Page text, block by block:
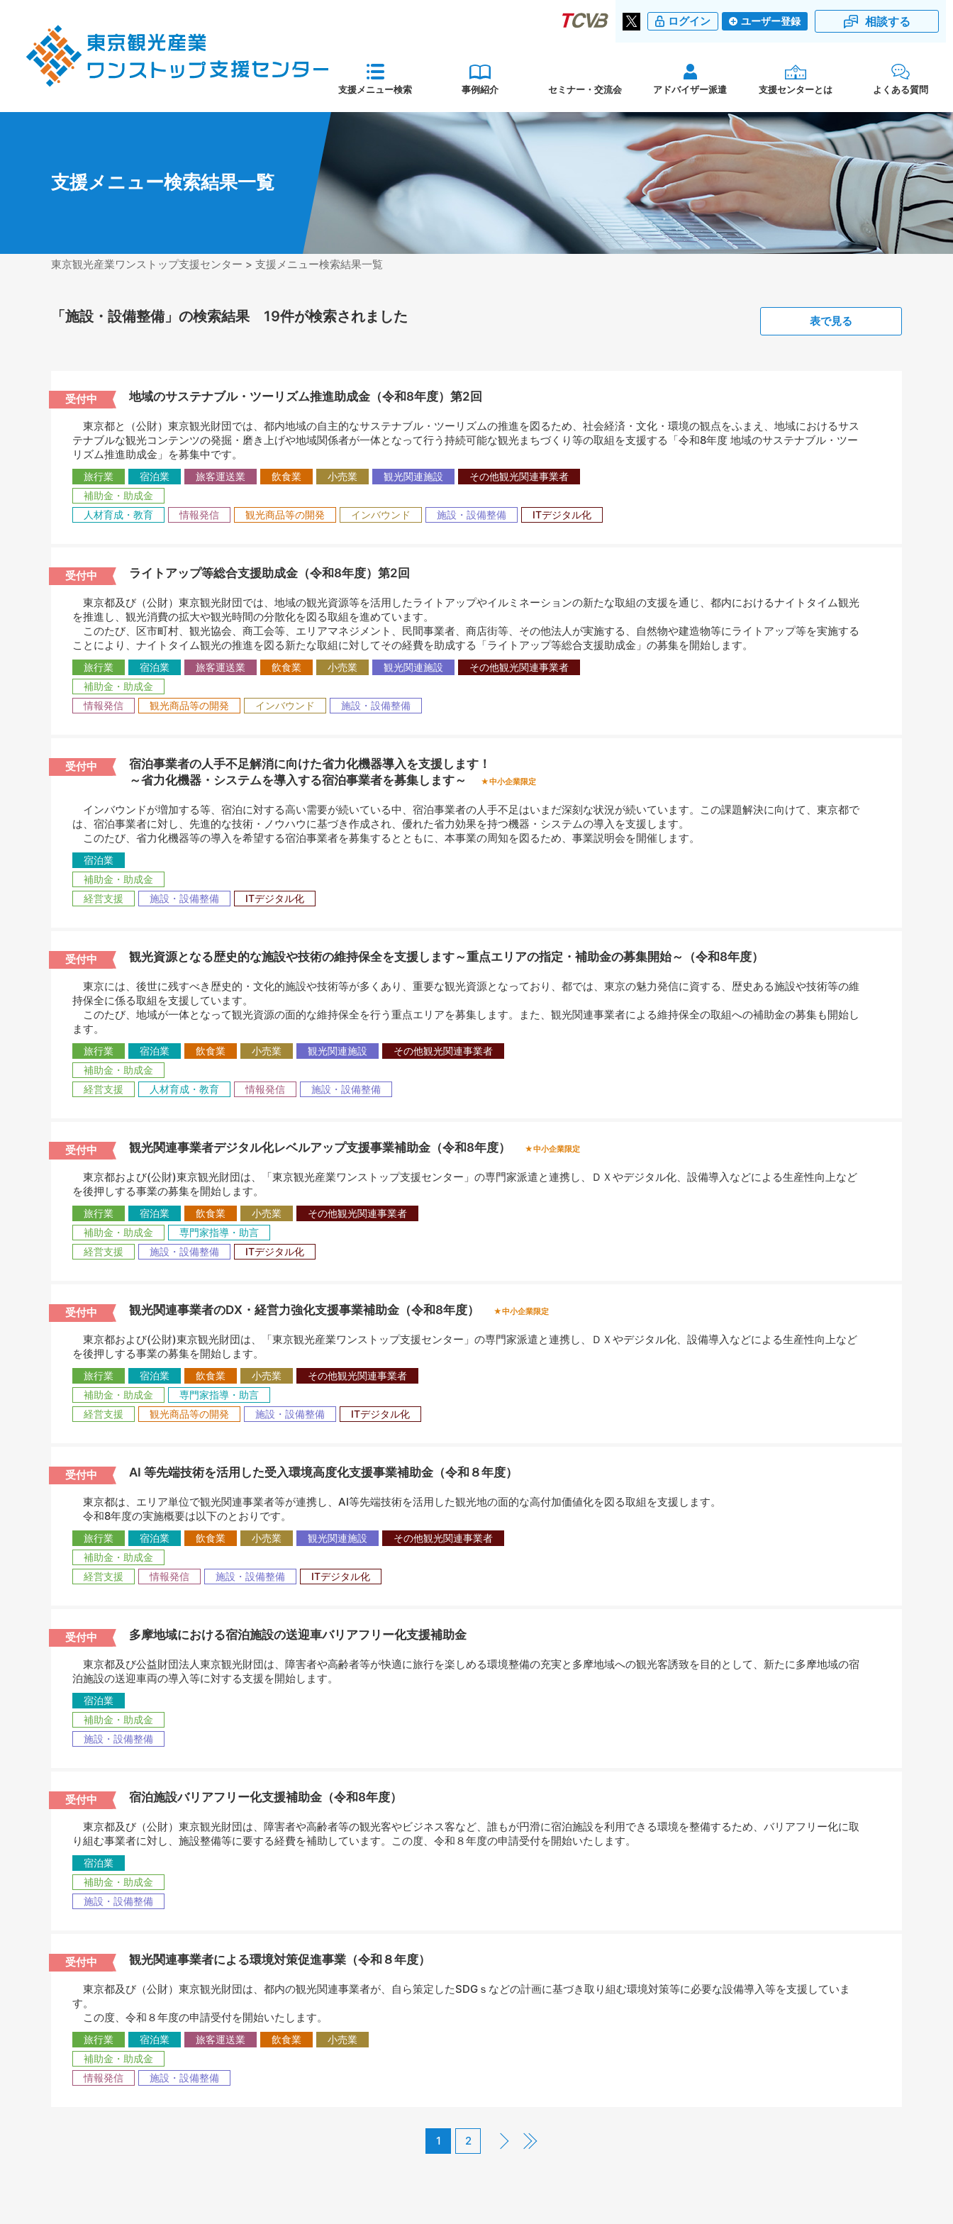
ログイン ユーザー登録 相談する
支援メニュー検索 事例紹介 セミナー・交流会 アドバイザー派遣 支援センターとは よくある質問
支援メニュー検索結果一覧
東京観光産業ワンストップ支援センター > 支援メニュー検索結果一覧
「施設・設備整備」の検索結果 19件が検索されました 表で見る
地域のサステナブル・ツーリズム推進助成金（令和8年度）第2回
受付中
東京都と（公財）東京観光財団では、都内地域の自主的なサステナブル・ツーリズムの推進を図るため、社会経済・文化・環境の観点をふまえ、地域におけるサス
テナブルな観光コンテンツの発掘・磨き上げや地域関係者が一体となって行う持続可能な観光まちづくり等の取組を支援する「令和8年度 地域のサステナブル・ツー
リズム推進助成金」を募集中です。
旅行業 宿泊業 旅客運送業 飲食業 小売業 観光関連施設
その他観光関連事業者
補助金・助成金
人材育成・教育
情報発信 観光商品等の開発 インバウンド 施設・設備整備 ITデジタル化
ライトアップ等総合支援助成金（令和8年度）第2回
受付中
東京都及び（公財）東京観光財団では、地域の観光資源等を活用したライトアップやイルミネーションの新たな取組の支援を通じ、都内におけるナイトタイム観光
を推進し、観光消費の拡大や観光時間の分散化を図る取組を進めています。
このたび、区市町村、観光協会、商工会等、エリアマネジメント、民間事業者、商店街等、その他法人が実施する、自然物や建造物等にライトアップ等を実施する
ことにより、ナイトタイム観光の推進を図る新たな取組に対してその経費を助成する「ライトアップ等総合支援助成金」の募集を開始します。
旅行業 宿泊業 旅客運送業 飲食業 小売業 観光関連施設
その他観光関連事業者
補助金・助成金
情報発信
観光商品等の開発 インバウンド 施設・設備整備
宿泊事業者の人手不足解消に向けた省力化機器導入を支援します！
～省力化機器・システムを導入する宿泊事業者を募集します～
★中小企業限定
受付中
インバウンドが増加する等、宿泊に対する高い需要が続いている中、宿泊事業者の人手不足はいまだ深刻な状況が続いています。この課題解決に向けて、東京都で
は、宿泊事業者に対し、先進的な技術・ノウハウに基づき作成され、優れた省力効果を持つ機器・システムの導入を支援します。
このたび、省力化機器等の導入を希望する宿泊事業者を募集するとともに、本事業の周知を図るため、事業説明会を開催します。
宿泊業
補助金・助成金
経営支援
施設・設備整備 ITデジタル化
観光資源となる歴史的な施設や技術の維持保全を支援します～重点エリアの指定・補助金の募集開始～（令和8年度）
受付中
東京には、後世に残すべき歴史的・文化的施設や技術等が多くあり、重要な観光資源となっており、都では、東京の魅力発信に資する、歴史ある施設や技術等の維
持保全に係る取組を支援しています。
このたび、地域が一体となって観光資源の面的な維持保全を行う重点エリアを募集します。また、観光関連事業者による維持保全の取組への補助金の募集も開始し
ます。
旅行業 宿泊業 飲食業 小売業 観光関連施設
その他観光関連事業者
補助金・助成金
経営支援
人材育成・教育 情報発信 施設・設備整備
観光関連事業者デジタル化レベルアップ支援事業補助金（令和8年度） ★中小企業限定
受付中
東京都および(公財)東京観光財団は、「東京観光産業ワンストップ支援センター」の専門家派遣と連携し、ＤＸやデジタル化、設備導入などによる生産性向上など
を後押しする事業の募集を開始します。
旅行業 宿泊業 飲食業 小売業
その他観光関連事業者
補助金・助成金
専門家指導・助言
経営支援
施設・設備整備 ITデジタル化
観光関連事業者のDX・経営力強化支援事業補助金（令和8年度） ★中小企業限定
受付中
東京都および(公財)東京観光財団は、「東京観光産業ワンストップ支援センター」の専門家派遣と連携し、ＤＸやデジタル化、設備導入などによる生産性向上など
を後押しする事業の募集を開始します。
旅行業 宿泊業 飲食業 小売業
その他観光関連事業者
補助金・助成金
専門家指導・助言
経営支援
観光商品等の開発 施設・設備整備 ITデジタル化
AI 等先端技術を活用した受入環境高度化支援事業補助金（令和８年度）
受付中
東京都は、エリア単位で観光関連事業者等が連携し、AI等先端技術を活用した観光地の面的な高付加価値化を図る取組を支援します。
令和8年度の実施概要は以下のとおりです。
旅行業 宿泊業 飲食業 小売業 観光関連施設
その他観光関連事業者
補助金・助成金
経営支援
情報発信 施設・設備整備 ITデジタル化
多摩地域における宿泊施設の送迎車バリアフリー化支援補助金
受付中
東京都及び公益財団法人東京観光財団は、障害者や高齢者等が快適に旅行を楽しめる環境整備の充実と多摩地域への観光客誘致を目的として、新たに多摩地域の宿
泊施設の送迎車両の導入等に対する支援を開始します。
宿泊業
補助金・助成金
施設・設備整備
宿泊施設バリアフリー化支援補助金（令和8年度）
受付中
東京都及び（公財）東京観光財団は、障害者や高齢者等の観光客やビジネス客など、誰もが円滑に宿泊施設を利用できる環境を整備するため、バリアフリー化に取
り組む事業者に対し、施設整備等に要する経費を補助しています。この度、令和８年度の申請受付を開始いたします。
宿泊業
補助金・助成金
施設・設備整備
観光関連事業者による環境対策促進事業（令和８年度）
受付中
東京都及び（公財）東京観光財団は、都内の観光関連事業者が、自ら策定したSDGｓなどの計画に基づき取り組む環境対策等に必要な設備導入等を支援していま
す。
この度、令和８年度の申請受付を開始いたします。
旅行業 宿泊業 旅客運送業 飲食業
小売業
補助金・助成金
情報発信
施設・設備整備
1 2